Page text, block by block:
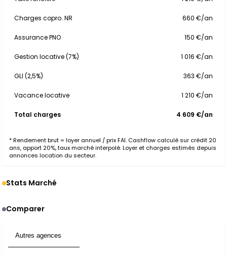
Charges copro. NR 660 €/an
Assurance PNO 150 €/an
Gestion locative (7%) 1 016 €/an
GLI (2,5%) 363 €/an
Vacance locative 1 210 €/an
Total charges 4 609 €/an
* Rendement brut = loyer annuel / prix FAI. Cashflow calculé sur crédit 20
ans, apport 20%, taux marché interpolé. Loyer et charges estimés depuis
annonces location du secteur.
Stats Marché
Comparer
Autres agences